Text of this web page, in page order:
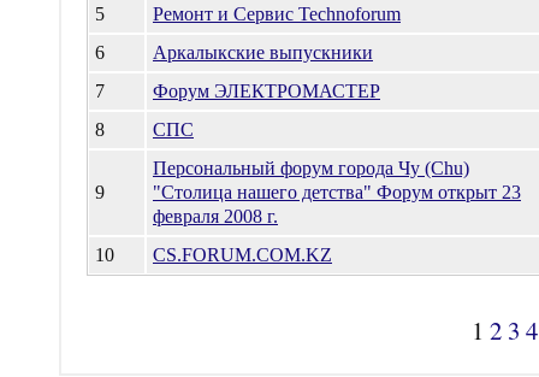
5
Ремонт и Сервис Technoforum
6
Аркалыкские выпускники
7
Форум ЭЛЕКТРОМАСТЕР
8
СПС
9
Персональный форум города Чу (Chu)
"Столица нашего детства" Форум открыт 23
февраля 2008 г.
10
CS.FORUM.COM.KZ
1 2 3 4